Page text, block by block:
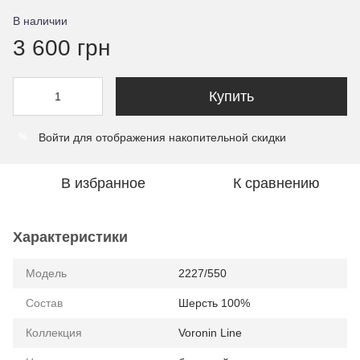
В наличии
3 600 грн
Купить
Войти для отображения накопительной скидки
В избранное К сравнению
Характеристики
Модель 2227/550
Состав Шерсть 100%
Коллекция Voronin Line